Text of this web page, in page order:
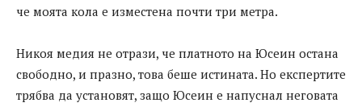
че моята кола е изместена почти три метра.
Никоя медия не отрази, че платното на Юсеин остана
свободно, и празно, това беше истината. Но експертите
трябва да установят, защо Юсеин е напуснал неговата